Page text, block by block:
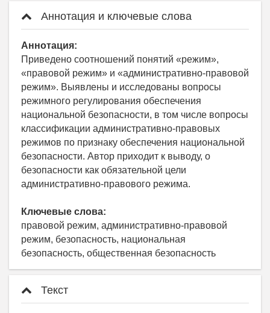
Аннотация и ключевые слова
Аннотация:
Приведено соотношений понятий «режим»,
«правовой режим» и «административно-правовой
режим». Выявлены и исследованы вопросы
режимного регулирования обеспечения
национальной безопасности, в том числе вопросы
классификации административно-правовых
режимов по признаку обеспечения национальной
безопасности. Автор приходит к выводу, о
безопасности как обязательной цели
административно-правового режима.
Ключевые слова:
правовой режим, административно-правовой
режим, безопасность, национальная
безопасность, общественная безопасность
Текст